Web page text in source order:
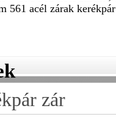
561 acél zárak
zár